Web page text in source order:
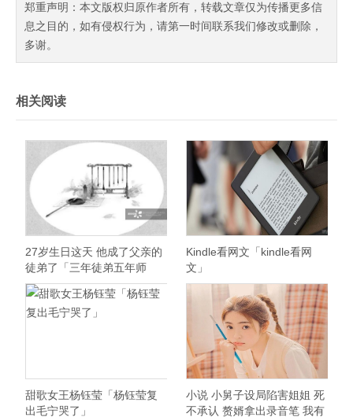
郑重声明：本文版权归原作者所有，转载文章仅为传播更多信
息之目的，如有侵权行为，请第一时间联系我们修改或删除，
多谢。
相关阅读
27岁生日这天 他成了父亲的
徒弟了「三年徒弟五年师
傅」
Kindle看网文「kindle看网
文」
甜歌女王杨钰莹「杨钰莹复
出毛宁哭了」
小说 小舅子设局陷害姐姐 死
不承认 赘婿拿出录音笔 我有